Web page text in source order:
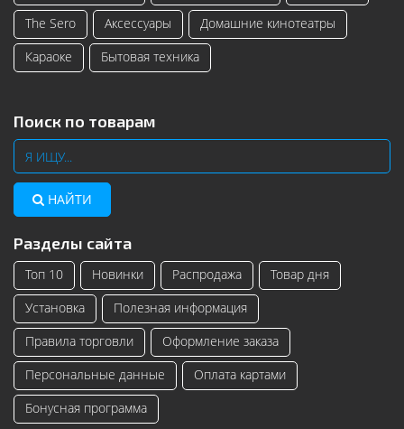
The Sero
Аксессуары
Домашние кинотеатры
Караоке
Бытовая техника
Поиск по товарам
НАЙТИ
Разделы сайта
Топ 10 Новинки Распродажа
Товар дня
Установка
Полезная информация
Правила торговли
Оформление заказа
Персональные данные
Оплата картами
Бонусная программа